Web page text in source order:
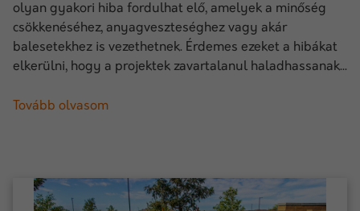
olyan gyakori hiba fordulhat elő, amelyek a minőség
csökkenéséhez, anyagveszteséghez vagy akár
balesetekhez is vezethetnek. Érdemes ezeket a hibákat
elkerülni, hogy a projektek zavartalanul haladhassanak...
Tovább olvasom